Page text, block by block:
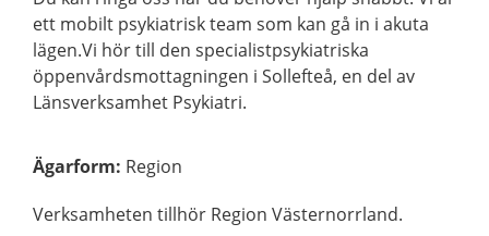
ett mobilt psykiatrisk team som kan gå in i akuta
lägen.Vi hör till den specialistpsykiatriska
öppenvårdsmottagningen i Sollefteå, en del av
Länsverksamhet Psykiatri.
Ägarform: Region
Verksamheten tillhör Region Västernorrland.